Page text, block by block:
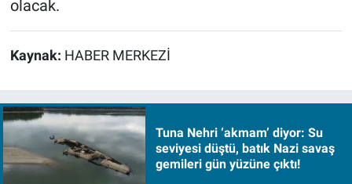
olacak.
Kaynak: HABER MERKEZİ
Tuna Nehri ‘akmam’ diyor: Su
seviyesi düştü, batık Nazi savaş
gemileri gün yüzüne çıktı!